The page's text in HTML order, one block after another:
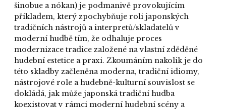
šinobue a nókan) je podmanivě provokujícím
příkladem, který zpochybňuje roli japonských
tradičních nástrojů a interpretů/skladatelů v
moderní hudbě tím, že odhaluje proces
modernizace tradice založené na vlastní zděděné
hudební estetice a praxi. Zkoumáním nakolik je do
této skladby začleněna moderna, tradiční idiomy,
nástrojové role a hudebně-kulturní souvislost se
dokládá, jak může japonská tradiční hudba
koexistovat v rámci moderní hudební scény a